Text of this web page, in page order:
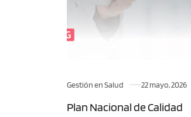
Gestión en Salud 22 mayo, 2026
Plan Nacional de Calidad